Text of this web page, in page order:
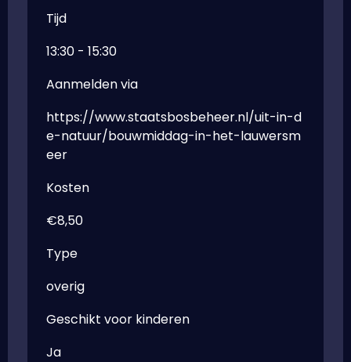
Tijd
13:30 - 15:30
Aanmelden via
https://www.staatsbosbeheer.nl/uit-in-d
e-natuur/bouwmiddag-in-het-lauwersm
eer
Kosten
€8,50
Type
overig
Geschikt voor kinderen
Ja